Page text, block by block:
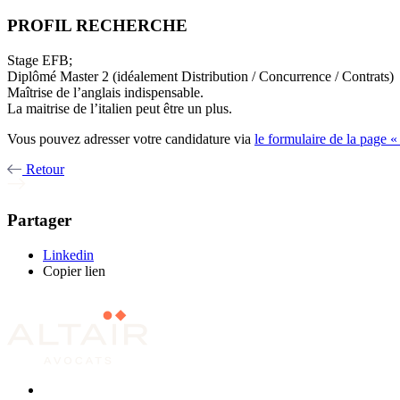
PROFIL RECHERCHE
Stage EFB;
Diplômé Master 2 (idéalement Distribution / Concurrence / Contrats)
Maîtrise de l’anglais indispensable.
La maitrise de l’italien peut être un plus.
Vous pouvez adresser votre candidature via le formulaire de la page
Retour
Partager
Linkedin
Copier lien